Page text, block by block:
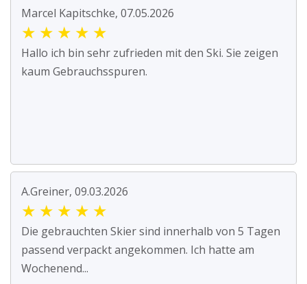
Marcel Kapitschke, 07.05.2026
★ ★ ★ ★ ★
Hallo ich bin sehr zufrieden mit den Ski. Sie zeigen
kaum Gebrauchsspuren.
A.Greiner, 09.03.2026
★ ★ ★ ★ ★
Die gebrauchten Skier sind innerhalb von 5 Tagen
passend verpackt angekommen. Ich hatte am
Wochenend...